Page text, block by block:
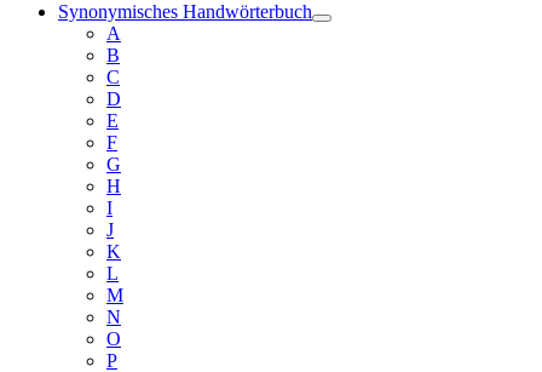
Synonymisches Handwörterbuch
A
B
C
D
E
F
G
H
I
J
K
L
M
N
O
P